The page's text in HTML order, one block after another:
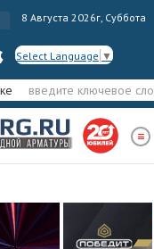
8 Августа 2026г, Суббота
Select Language ▼